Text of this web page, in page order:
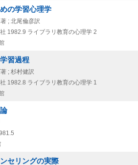
の学習心理学
; 北尾倫彦訳
1982.9 ライブラリ教育の心理学 2
習過程
; 杉村健訳
1982.8 ライブラリ教育の心理学 1
セリングの実際